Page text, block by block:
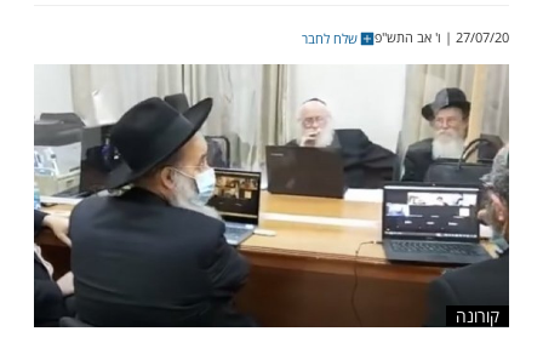
שהתכנסה בבני ברק בשבוע שעבר קבעה:
בשביל תפילה - קרוב שתפילתו תועבה
שלח לחבר